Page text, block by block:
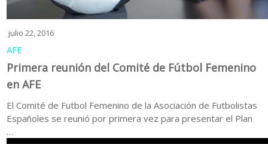
julio 22, 2016
AFE
Primera reunión del Comité de Fútbol Femenino
en AFE
El Comité de Futbol Femenino de la Asociación de Futbolistas
Españoles se reunió por primera vez para presentar el Plan
…